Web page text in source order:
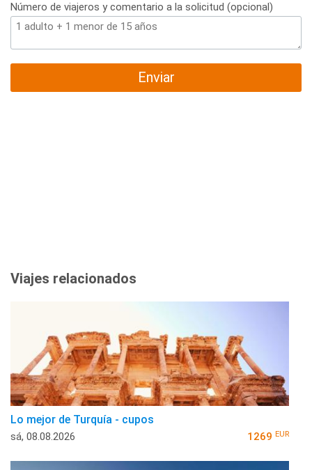
Número de viajeros y comentario a la solicitud (opcional)
Enviar
Viajes relacionados
Lo mejor de Turquía - cupos
sá, 08.08.2026 1269 EUR